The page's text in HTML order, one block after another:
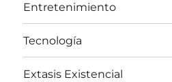
Entretenimiento
Tecnología
Extasis Existencial